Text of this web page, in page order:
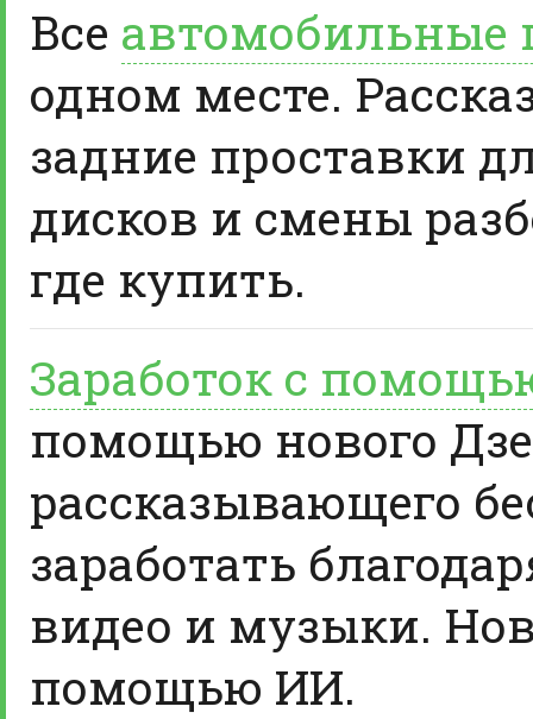
Все автомобильные
одном месте.
задние проставки
дисков и смены
где купить.
Заработок с
помощью нового
рассказывающего
заработать
видео и музыки.
помощью ИИ.